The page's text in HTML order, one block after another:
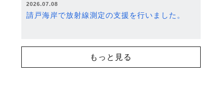
2026.07.08
請戸海岸で放射線測定の支援を行いました。
もっと見る